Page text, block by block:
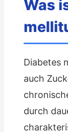
Was
Diabetes
auch
durch